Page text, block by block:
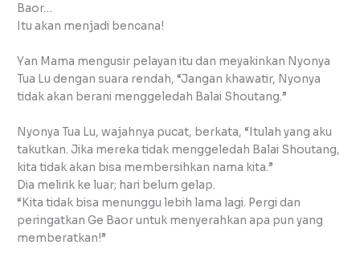
Baor…
Itu akan menjadi bencana!
Yan Mama mengusir pelayan itu dan meyakinkan Nyonya
Tua Lu dengan suara rendah, “Jangan khawatir, Nyonya
tidak akan berani menggeledah Balai Shoutang.”
Nyonya Tua Lu, wajahnya pucat, berkata, “Itulah yang aku
takutkan. Jika mereka tidak menggeledah Balai Shoutang,
kita tidak akan bisa membersihkan nama kita.”
Dia melirik ke luar; hari belum gelap.
“Kita tidak bisa menunggu lebih lama lagi. Pergi dan
peringatkan Ge Baor untuk menyerahkan apa pun yang
memberatkan!”